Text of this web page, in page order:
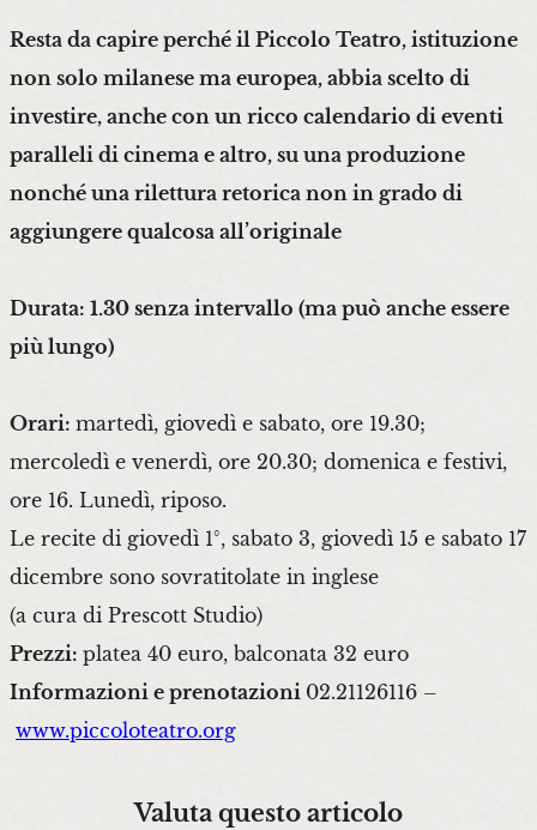
Resta da capire perché il Piccolo Teatro, istituzione
non solo milanese ma europea, abbia scelto di
investire, anche con un ricco calendario di eventi
paralleli di cinema e altro, su una produzione
nonché una rilettura retorica non in grado di
aggiungere qualcosa all’originale
Durata: 1.30 senza intervallo (ma può anche essere
più lungo)
Orari: martedì, giovedì e sabato, ore 19.30;
mercoledì e venerdì, ore 20.30; domenica e festivi,
ore 16. Lunedì, riposo.
Le recite di giovedì 1°, sabato 3, giovedì 15 e sabato 17
dicembre sono sovratitolate in inglese
(a cura di Prescott Studio)
Prezzi: platea 40 euro, balconata 32 euro
Informazioni e prenotazioni 02.21126116 –
www.piccoloteatro.org
Valuta questo articolo